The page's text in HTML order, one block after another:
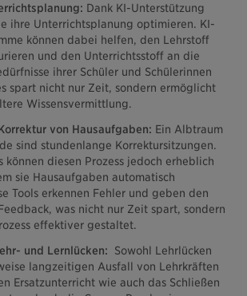
Dank KI-Unterstützung
ihre Unterrichtsplanung optimieren. KI-
können dabei helfen, den Lehrstoff
und den Unterrichtsstoff an die
ihrer Schüler und Schülerinnen
spart nicht nur Zeit, sondern ermöglicht
Wissensvermittlung.
von Hausaufgaben: Ein Albtraum
sind stundenlange Korrektursitzungen.
können diesen Prozess jedoch erheblich
sie Hausaufgaben automatisch
Tools erkennen Fehler und geben den
was nicht nur Zeit spart, sondern
effektiver gestaltet.
und Lernlücken: Sowohl Lehrlücken
langzeitigen Ausfall von Lehrkräften
Ersatzunterricht wie auch das Schließen